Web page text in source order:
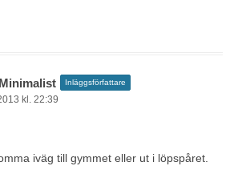
Inläggsförfattare
kl. 22:39
iväg till gymmet eller ut i löpspåret.